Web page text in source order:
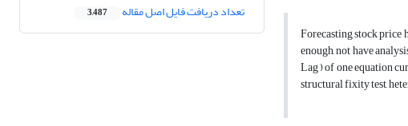
Forecasting stock price
enough, not have
Lag ) of one equation
structural fixity test,
تعداد دریافت فایل اصل مقاله 3,487